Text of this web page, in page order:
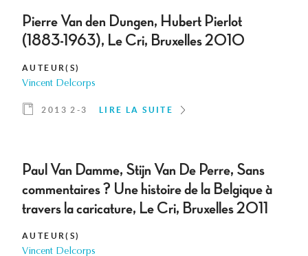
Pierre Van den Dungen, Hubert Pierlot
(1883-1963), Le Cri, Bruxelles 2010
AUTEUR(S)
Vincent Delcorps
2013 2-3 LIRE LA SUITE
Paul Van Damme, Stijn Van De Perre, Sans
commentaires ? Une histoire de la Belgique à
travers la caricature, Le Cri, Bruxelles 2011
AUTEUR(S)
Vincent Delcorps